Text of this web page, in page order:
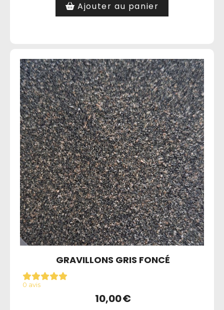
Ajouter au panier
GRAVILLONS GRIS FONCÉ
0 avis
10,00€